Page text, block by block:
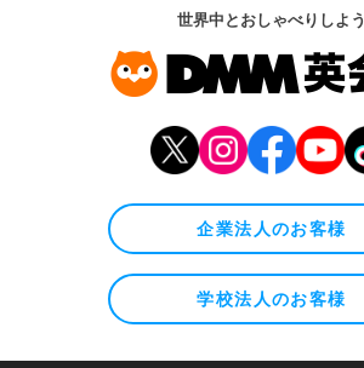
世界中とおしゃべりしよう
企業法人のお客様
学校法人のお客様